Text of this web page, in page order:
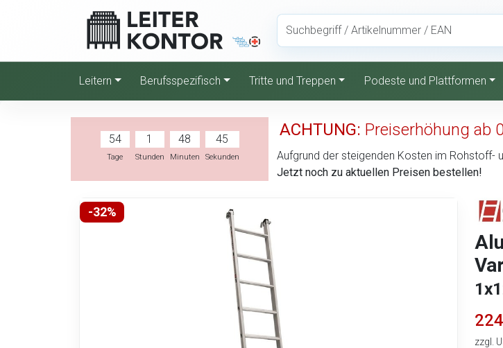
Leitern Berufsspezifisch Tritte und Treppen Podeste und Plattformen
54
Tage
1
Stunden
48
Minuten
44
Sekunden
ACHTUNG: Preiserhöhung ab
Aufgrund der steigenden Kosten im Rohstoff-
Jetzt noch zu aktuellen Preisen bestellen!
-32%
zzgl.